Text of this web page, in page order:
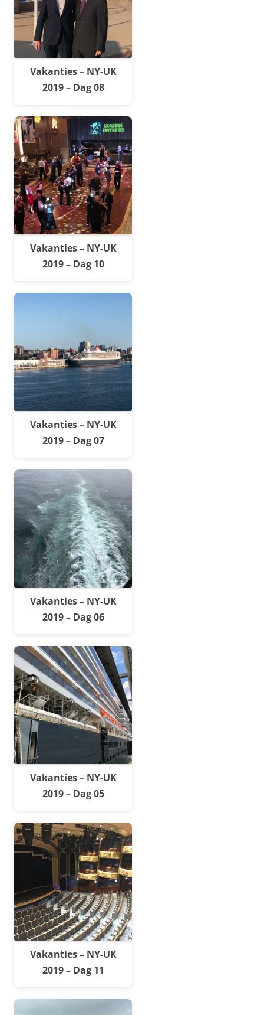
Vakanties – NY-UK
2019 – Dag 08
Vakanties – NY-UK
2019 – Dag 10
Vakanties – NY-UK
2019 – Dag 07
Vakanties – NY-UK
2019 – Dag 06
Vakanties – NY-UK
2019 – Dag 05
Vakanties – NY-UK
2019 – Dag 11